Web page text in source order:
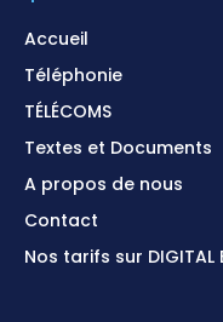
Accueil
Téléphonie
TÉLÉCOMS
Textes et Documents
A propos de nous
Contact
Nos tarifs sur